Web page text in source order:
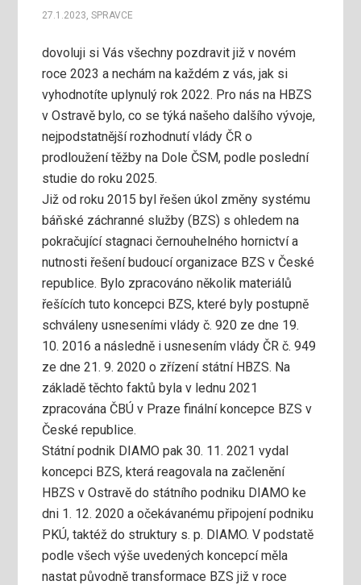
27.1.2023,SPRAVCE
dovoluji si Vás všechny pozdravit již v novém
roce 2023 a nechám na každém z vás, jak si
vyhodnotíte uplynulý rok 2022. Pro nás na HBZS
v Ostravě bylo, co se týká našeho dalšího vývoje,
nejpodstatnější rozhodnutí vlády ČR o
prodloužení těžby na Dole ČSM, podle poslední
studie do roku 2025.
Již od roku 2015 byl řešen úkol změny systému
báňské záchranné služby (BZS) s ohledem na
pokračující stagnaci černouhelného hornictví a
nutnosti řešení budoucí organizace BZS v České
republice. Bylo zpracováno několik materiálů
řešících tuto koncepci BZS, které byly postupně
schváleny usneseními vlády č. 920 ze dne 19.
10. 2016 a následně i usnesením vlády ČR č. 949
ze dne 21. 9. 2020 o zřízení státní HBZS. Na
základě těchto faktů byla v lednu 2021
zpracována ČBÚ v Praze finální koncepce BZS v
České republice.
Státní podnik DIAMO pak 30. 11. 2021 vydal
koncepci BZS, která reagovala na začlenění
HBZS v Ostravě do státního podniku DIAMO ke
dni 1. 12. 2020 a očekávanému připojení podniku
PKÚ, taktéž do struktury s. p. DIAMO. V podstatě
podle všech výše uvedených koncepcí měla
nastat původně transformace BZS již v roce